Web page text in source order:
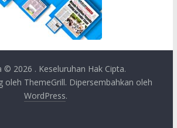
© 2026 . Keseluruhan Hak Cipta.
oleh ThemeGrill. Dipersembahkan oleh
WordPress.